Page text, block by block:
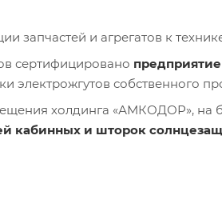
запчастей и агрегатов к
сертифицировано
электрожгутов
холдинга «АМКОДОР»,
кабинных и шторок